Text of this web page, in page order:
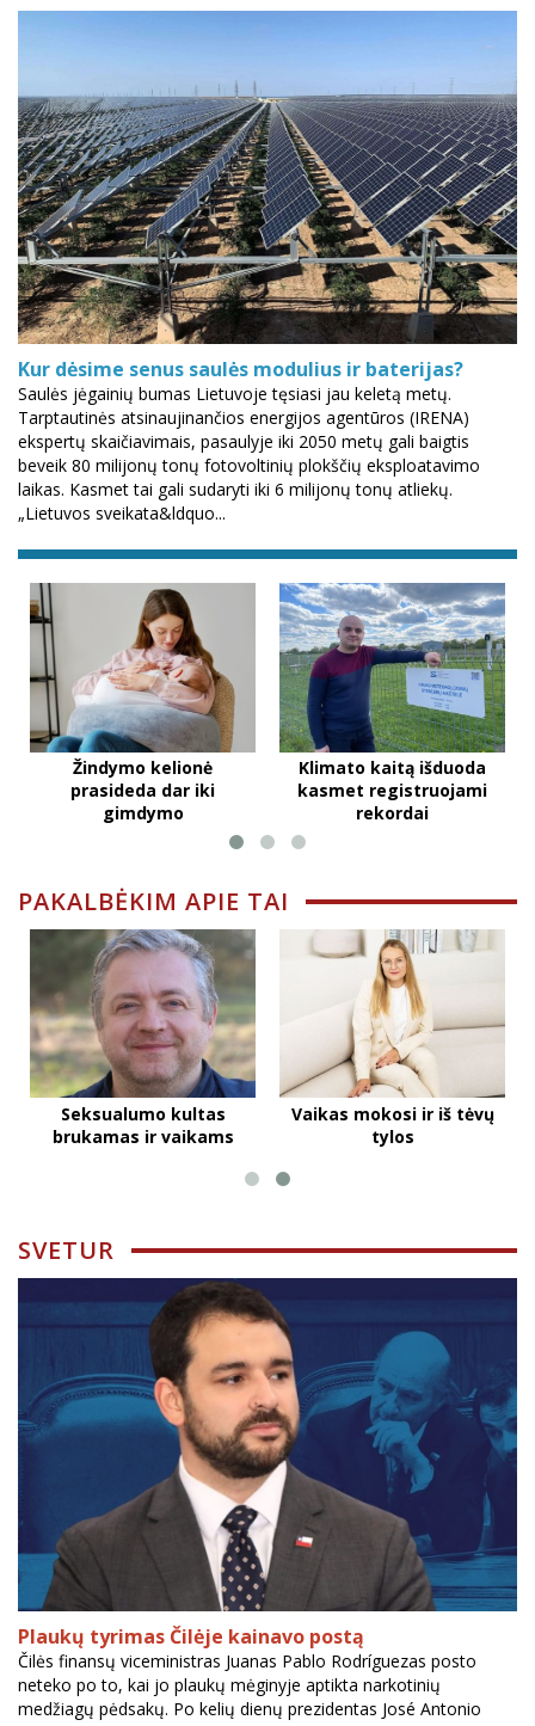
Kur dėsime senus saulės modulius ir baterijas?
Saulės jėgainių bumas Lietuvoje tęsiasi jau keletą metų.
Tarptautinės atsinaujinančios energijos agentūros (IRENA)
ekspertų skaičiavimais, pasaulyje iki 2050 metų gali baigtis
beveik 80 milijonų tonų fotovoltinių plokščių eksploatavimo
laikas. Kasmet tai gali sudaryti iki 6 milijonų tonų atliekų.
„Lietuvos sveikata&ldquo...
Žindymo kelionė
prasideda dar iki
gimdymo
Klimato kaitą išduoda
kasmet registruojami
rekordai
PAKALBĖKIM APIE TAI
Seksualumo kultas
brukamas ir vaikams
Vaikas mokosi ir iš tėvų
tylos
SVETUR
Plaukų tyrimas Čilėje kainavo postą
Čilės finansų viceministras Juanas Pablo Rodríguezas posto
neteko po to, kai jo plaukų mėginyje aptikta narkotinių
medžiagų pėdsakų. Po kelių dienų prezidentas José Antonio